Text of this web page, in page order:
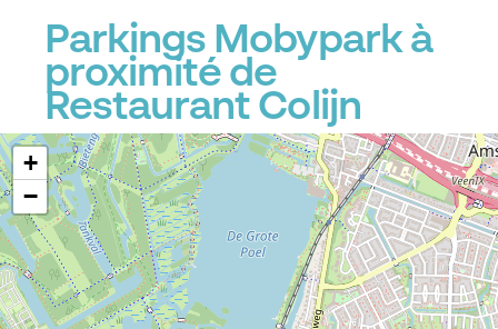
Parkings Mobypark à
proximité de
Restaurant Colijn
+
−